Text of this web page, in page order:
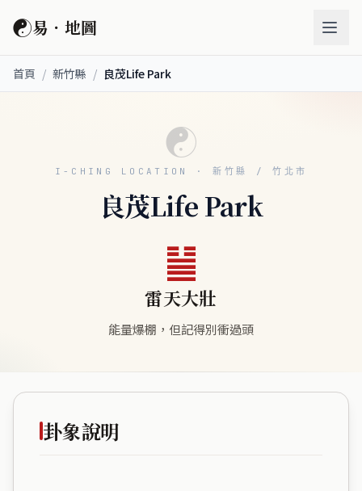
☯易．地圖
首頁 / 新竹縣 / 良茂Life Park
☯
I-CHING LOCATION · 新竹縣 / 竹北市
良茂Life Park
䷡
雷天大壯
能量爆棚，但記得別衝過頭
卦象說明